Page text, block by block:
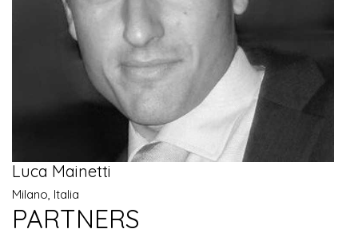
Luca Mainetti
Milano, Italia
PARTNERS